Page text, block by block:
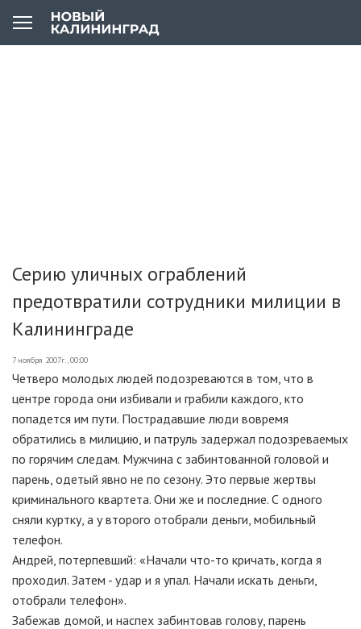
Серию уличных ограблений
предотвратили сотрудники милиции в
Калининграде
7 ноября 2007г., 00:00
Четверо молодых людей подозреваются в том, что в
центре города они избивали и грабили каждого, кто
попадется им пути. Пострадавшие люди вовремя
обратились в милицию, и патруль задержал подозреваемых
по горячим следам. Мужчина с забинтованной головой и
парень, одетый явно не по сезону. Это первые жертвы
криминального квартета. Они же и последние. С одного
сняли куртку, а у второго отобрали деньги, мобильный
телефон.
Андрей, потерпевший: «Начали что-то кричать, когда я
проходил. Затем - удар и я упал. Начали искать деньги,
отобрали телефон».
Забежав домой, и наспех забинтовав голову, парень